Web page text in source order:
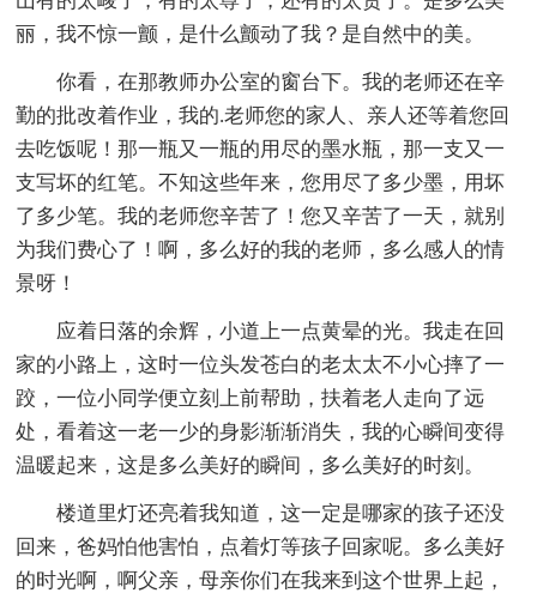
丽，我不惊一颤，是什么颤动了我？是自然中的美。
你看，在那教师办公室的窗台下。我的老师还在辛
勤的批改着作业，我的.老师您的家人、亲人还等着您回
去吃饭呢！那一瓶又一瓶的用尽的墨水瓶，那一支又一
支写坏的红笔。不知这些年来，您用尽了多少墨，用坏
了多少笔。我的老师您辛苦了！您又辛苦了一天，就别
为我们费心了！啊，多么好的我的老师，多么感人的情
景呀！
应着日落的余辉，小道上一点黄晕的光。我走在回
家的小路上，这时一位头发苍白的老太太不小心摔了一
跤，一位小同学便立刻上前帮助，扶着老人走向了远
处，看着这一老一少的身影渐渐消失，我的心瞬间变得
温暖起来，这是多么美好的瞬间，多么美好的时刻。
楼道里灯还亮着我知道，这一定是哪家的孩子还没
回来，爸妈怕他害怕，点着灯等孩子回家呢。多么美好
的时光啊，啊父亲，母亲你们在我来到这个世界上起，